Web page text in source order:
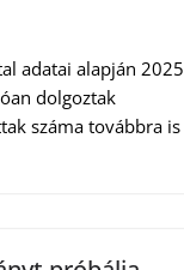
adatai alapján 2025
dolgoztak
száma továbbra is